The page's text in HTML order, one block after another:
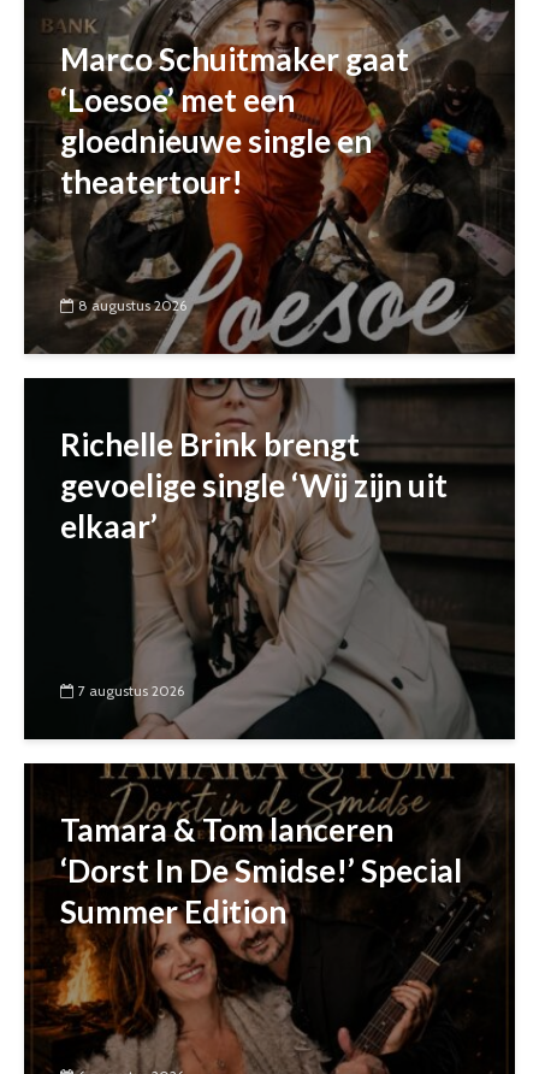
Marco Schuitmaker gaat
‘Loesoe’ met een
gloednieuwe single en
theatertour!
8 augustus 2026
Richelle Brink brengt
gevoelige single ‘Wij zijn uit
elkaar’
7 augustus 2026
Tamara & Tom lanceren
‘Dorst In De Smidse!’ Special
Summer Edition